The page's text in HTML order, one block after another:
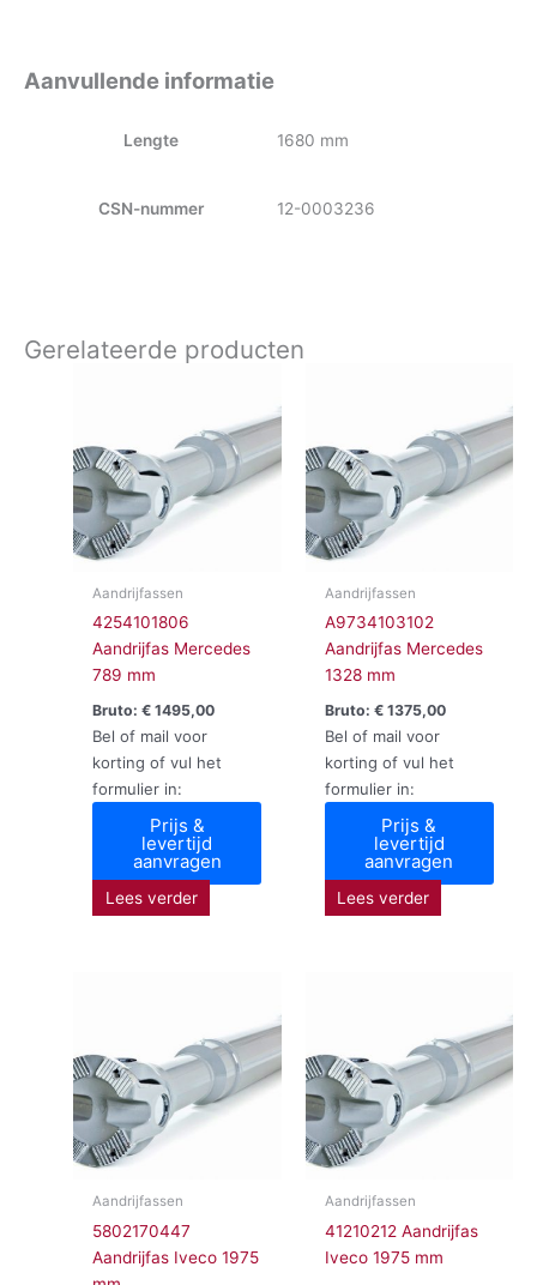
Aanvullende informatie
Lengte 1680 mm
CSN-nummer 12-0003236
Gerelateerde producten
Aandrijfassen
4254101806
Aandrijfas Mercedes
789 mm
Bruto:€ 1495,00
Bel of mail voor
korting of vul het
formulier in:
Prijs &
levertijd
aanvragen
Lees verder
Aandrijfassen
A9734103102
Aandrijfas Mercedes
1328 mm
Bruto: €1375,00
Bel of mail voor
korting of vul het
formulier in:
Prijs &
levertijd
aanvragen
Lees verder
Aandrijfassen
5802170447
Aandrijfas Iveco 1975
Aandrijfassen
41210212 Aandrijfas
Iveco 1975 mm